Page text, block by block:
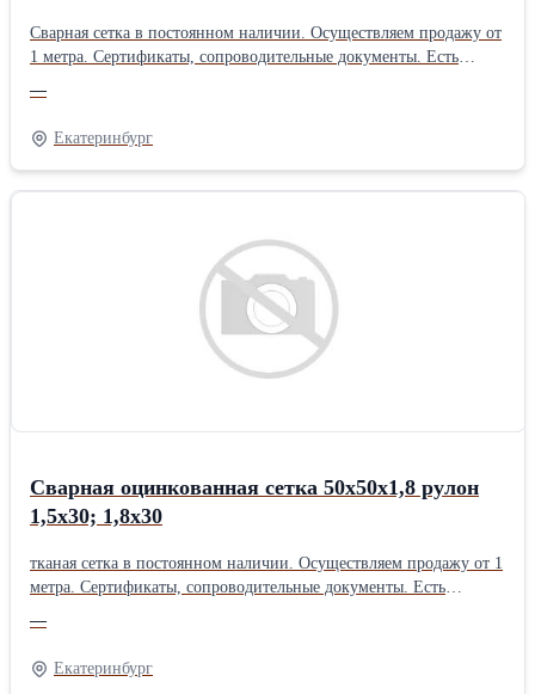
Сварная сетка в постоянном наличии. Осуществляем продажу от
1 метра. Сертификаты, сопроводительные документы. Есть
http://pt096.ru или отправив свой заказ на почту zakaz@pt096.ru
—
Екатеринбург
Сварная оцинкованная сетка 50х50х1,8 рулон
1,5х30; 1,8х30
тканая сетка в постоянном наличии. Осуществляем продажу от 1
метра. Сертификаты, сопроводительные документы. Есть
http://pt096.ru или отправив свой заказ на почту zakaz@pt096.ru
—
Екатеринбург